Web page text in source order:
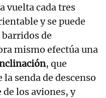
vuelta cada tres
y se puede
de
mismo efectúa una
, que
senda de descenso
los aviones, y